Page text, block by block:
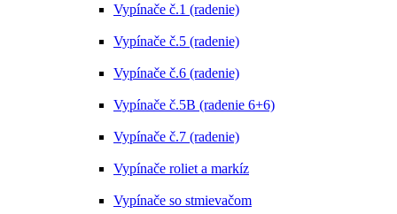
Vypínače č.1 (radenie)
Vypínače č.5 (radenie)
Vypínače č.6 (radenie)
Vypínače č.5B (radenie 6+6)
Vypínače č.7 (radenie)
Vypínače roliet a markíz
Vypínače so stmievačom